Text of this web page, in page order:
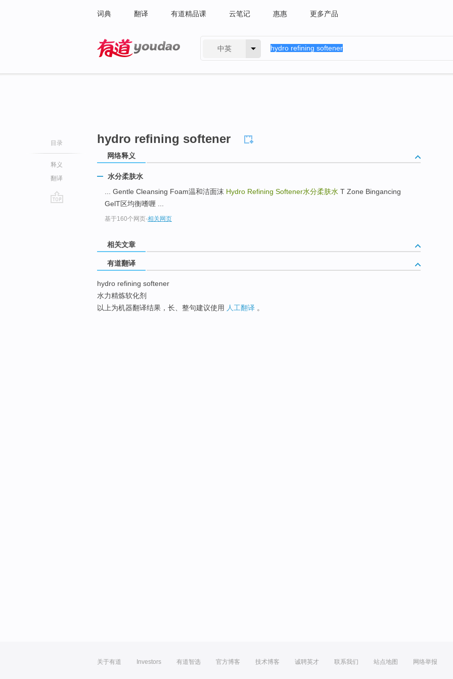
词典 翻译 有道精品课 云笔记 惠惠 更多产品
中英
目录
释义
翻译
hydro refining softener
网络释义
水分柔肤水
... Gentle Cleansing Foam温和洁面沫 Hydro Refining Softener水分柔肤水 T Zone Bingancing
GelT区均衡嗜喱 ...
基于160个网页-相关网页
相关文章
有道翻译
hydro refining softener
水力精炼软化剂
以上为机器翻译结果，长、整句建议使用 人工翻译 。
关于有道 Investors 有道智选 官方博客 技术博客 诚聘英才 联系我们 站点地图 网络举报